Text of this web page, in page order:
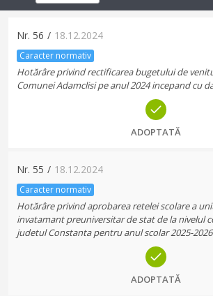
Nr. 56 / 18.12.2024
Caracter normativ
Hotărâre privind rectificarea bugetului de
Comunei Adamclisi pe anul 2024 incepand cu
ADOPTATĂ
Nr. 55 / 18.12.2024
Caracter normativ
Hotărâre privind aprobarea retelei scolare a
invatamant preuniversitar de stat de la nivelul
judetul Constanta pentru anul scolar 2025-2026
ADOPTATĂ